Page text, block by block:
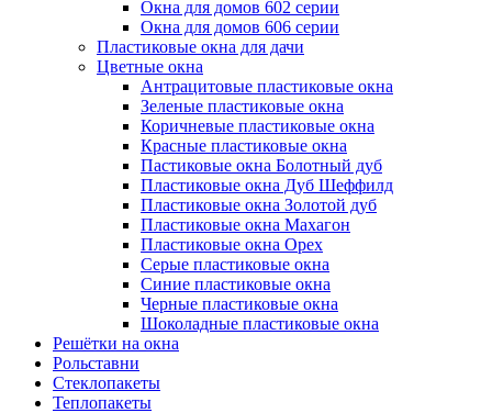
Окна для домов 602 серии
Окна для домов 606 серии
Пластиковые окна для дачи
Цветные окна
Антрацитовые пластиковые окна
Зеленые пластиковые окна
Коричневые пластиковые окна
Красные пластиковые окна
Пастиковые окна Болотный дуб
Пластиковые окна Дуб Шеффилд
Пластиковые окна Золотой дуб
Пластиковые окна Махагон
Пластиковые окна Орех
Серые пластиковые окна
Синие пластиковые окна
Черные пластиковые окна
Шоколадные пластиковые окна
Решётки на окна
Рольставни
Стеклопакеты
Теплопакеты